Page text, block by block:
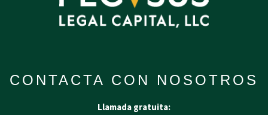
CONTACTA CON NOSOTROS
Llamada gratuita: